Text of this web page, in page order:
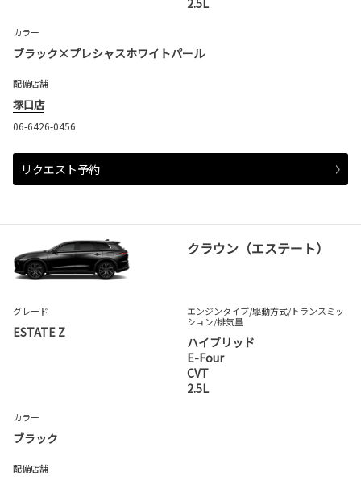
2.5L
カラー
ブラック×プレシャスホワイトパール
配備店舗
塚口店
06-6426-0456
リクエスト予約
クラウン（エステート）
グレード
ESTATE Z
エンジンタイプ/駆動方式/トランスミッ
ション/排気量
ハイブリッド
E-Four
CVT
2.5L
カラー
ブラック
配備店舗